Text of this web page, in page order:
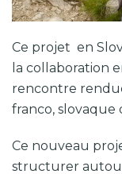
Ce projet en
la collaboration
rencontre
franco,
Ce nouveau
structurer